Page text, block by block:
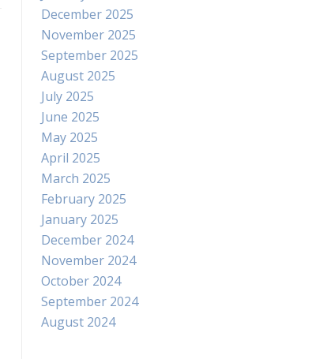
December 2025
November 2025
September 2025
August 2025
July 2025
June 2025
May 2025
April 2025
March 2025
February 2025
January 2025
December 2024
November 2024
October 2024
September 2024
August 2024